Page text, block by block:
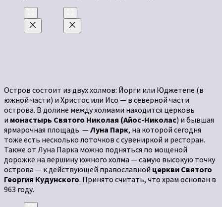
Остров состоит из двух холмов: Йорги или Юджетепе (в
южной части) и Христос или Исо — в северной части
острова. В долине между холмами находится церковь
и монастырь Святого Николая (Айос-Николас) и бывшая
ярмарочная площадь —Луна Парк, на которой сегодня
тоже есть несколько лоточков с сувениркой и ресторан.
Также от Луна Парка можно подняться по мощеной
дорожке на вершину южного холма — самую высокую точку
острова — к действующей православной церкви Святого
Георгия Кудунского. Принято считать, что храм основан в
963 году.